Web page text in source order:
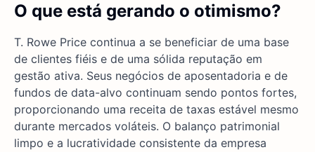
O que está gerando o otimismo?
T. Rowe Price continua a se beneficiar de uma base
de clientes fiéis e de uma sólida reputação em
gestão ativa. Seus negócios de aposentadoria e de
fundos de data-alvo continuam sendo pontos fortes,
proporcionando uma receita de taxas estável mesmo
durante mercados voláteis. O balanço patrimonial
limpo e a lucratividade consistente da empresa